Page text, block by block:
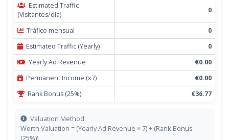
Estimated Traffic
(Visitantes/día)
0
Tráfico mensual
0
Estimated Traffic (Yearly)
0
Yearly Ad Revenue
€0.00
Permanent Income (x7)
€0.00
Rank Bonus (25%)
€36.77
Valuation Method:
Worth Valuation = (Yearly Ad Revenue × 7) + (Rank Bonus
(25%))